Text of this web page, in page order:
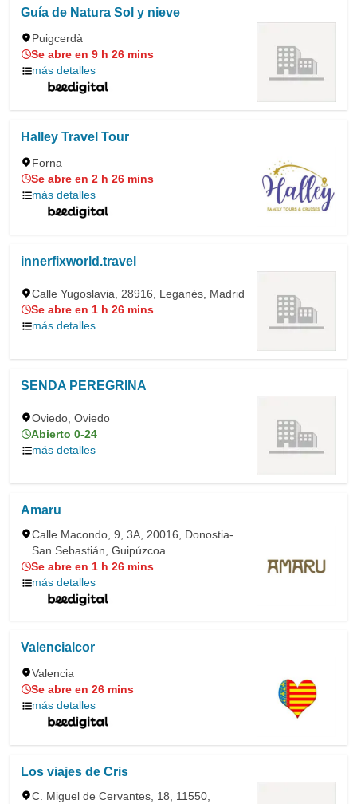
Guía de Natura Sol y nieve
Puigcerdà
Se abre en 9 h 26 mins
más detalles
Halley Travel Tour
Forna
Se abre en 2 h 26 mins
más detalles
innerfixworld.travel
Calle Yugoslavia, 28916, Leganés, Madrid
Se abre en 1 h 26 mins
más detalles
SENDA PEREGRINA
Oviedo, Oviedo
Abierto 0-24
más detalles
Amaru
Calle Macondo, 9, 3A, 20016, Donostia-
San Sebastián, Guipúzcoa
Se abre en 1 h 26 mins
más detalles
Valencialcor
Valencia
Se abre en 26 mins
más detalles
Los viajes de Cris
C. Miguel de Cervantes, 18, 11550,